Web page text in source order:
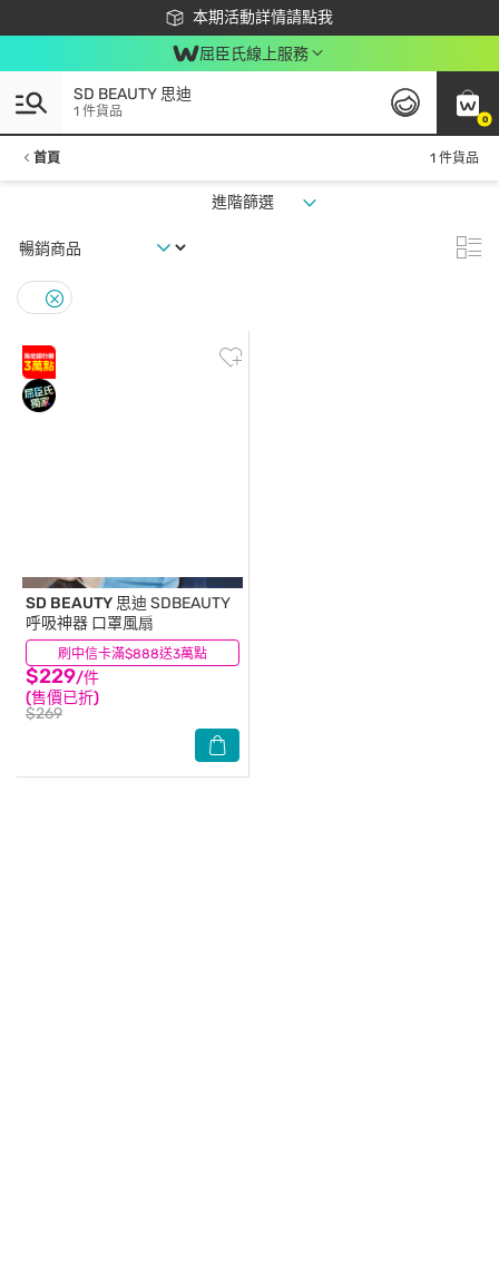
本期活動詳情請點我
下載app最高回饋$350
屈臣氏線上服務
0
SD BEAUTY 思迪
1 件貨品
首頁 1 件貨品
進階篩選
刷中信卡滿$888送3萬點
SD BEAUTY 思迪 SDBEAUTY
呼吸神器 口罩風扇
$229/件
(售價已折)
$269
(0)